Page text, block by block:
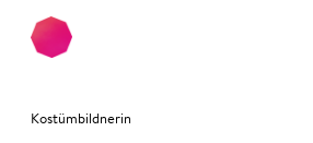
Zum Hauptinhalt springen Zum
Kostümbildnerin